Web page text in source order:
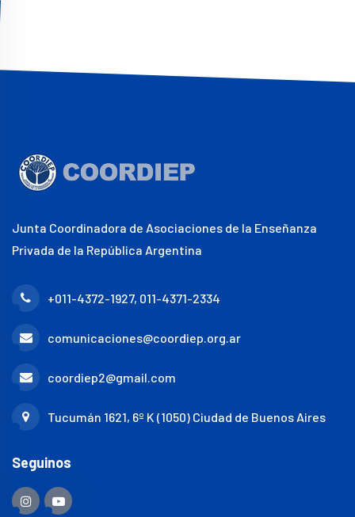
Junta Coordinadora de Asociaciones de la Enseñanza
Privada de la República Argentina
+011-4372-1927, 011-4371-2334
comunicaciones@coordiep.org.ar
coordiep2@gmail.com
Tucumán 1621, 6º K (1050) Ciudad de Buenos Aires
Seguinos